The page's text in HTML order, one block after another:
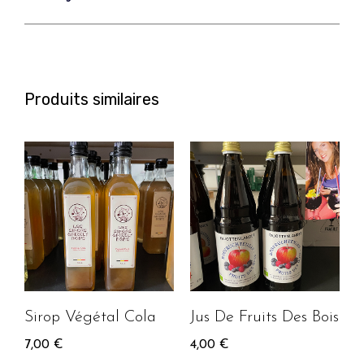
Produits similaires
Sirop Végétal Cola
7,00 €
Jus De Fruits Des Bois
4,00 €